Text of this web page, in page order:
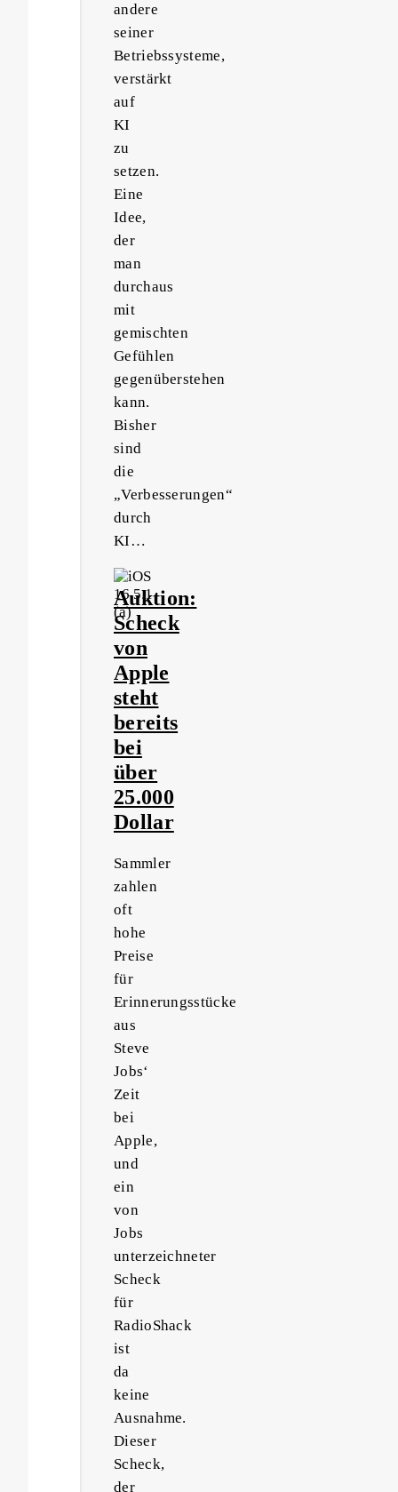
andere
seiner
Betriebssysteme,
verstärkt
auf
KI
zu
setzen.
Eine
Idee,
der
man
durchaus
mit
gemischten
Gefühlen
gegenüberstehen
kann.
Bisher
sind
die
„Verbesserungen“
durch
KI…
Auktion:
Scheck
von
Apple
steht
bereits
bei
über
25.000
Dollar
Sammler
zahlen
oft
hohe
Preise
für
Erinnerungsstücke
aus
Steve
Jobs‘
Zeit
bei
Apple,
und
ein
von
Jobs
unterzeichneter
Scheck
für
RadioShack
ist
da
keine
Ausnahme.
Dieser
Scheck,
der